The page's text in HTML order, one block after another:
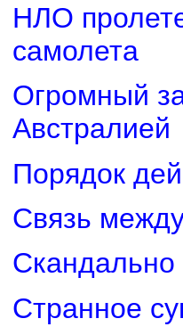
НЛО
самолета
Огромный
Австралией
Порядок
Связь
Странное